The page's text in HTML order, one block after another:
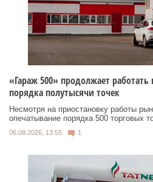
«Гараж 500» продолжает работать
порядка полутысячи точек
Несмотря на приостановку работы
опечатывание порядка 500 торговых
06.08.2026, 13:55 1